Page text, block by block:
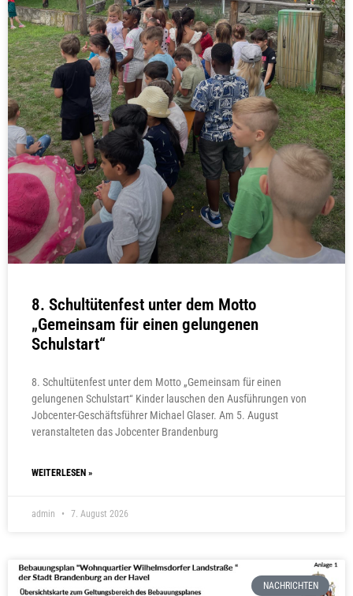
8. Schultütenfest unter dem Motto
„Gemeinsam für einen gelungenen
Schulstart“
8. Schultütenfest unter dem Motto „Gemeinsam für einen
gelungenen Schulstart“ Kinder lauschen den Ausführungen von
Jobcenter-Geschäftsführer Michael Glaser. Am 5. August
veranstalteten das Jobcenter Brandenburg
WEITERLESEN »
admin 7. August 2026
NACHRICHTEN